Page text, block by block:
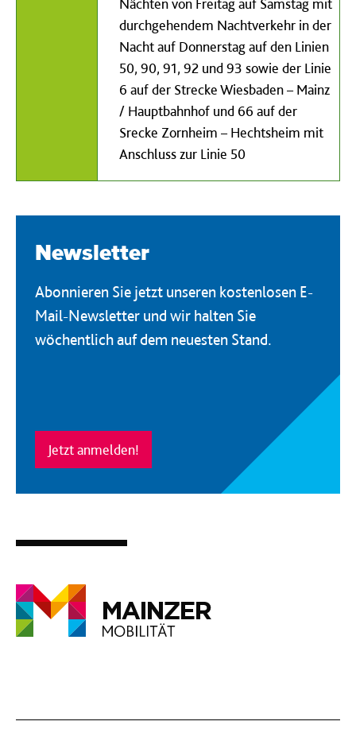
Nächten von Freitag auf Samstag mit
durchgehendem Nachtverkehr in der
Nacht auf Donnerstag auf den Linien
50, 90, 91, 92 und 93 sowie der Linie
6 auf der Strecke Wiesbaden – Mainz
/ Hauptbahnhof und 66 auf der
Srecke Zornheim – Hechtsheim mit
Anschluss zur Linie 50
Newsletter
Abonnieren Sie jetzt unseren kostenlosen E-
Mail-Newsletter und wir halten Sie
wöchentlich auf dem neuesten Stand.
Jetzt anmelden!